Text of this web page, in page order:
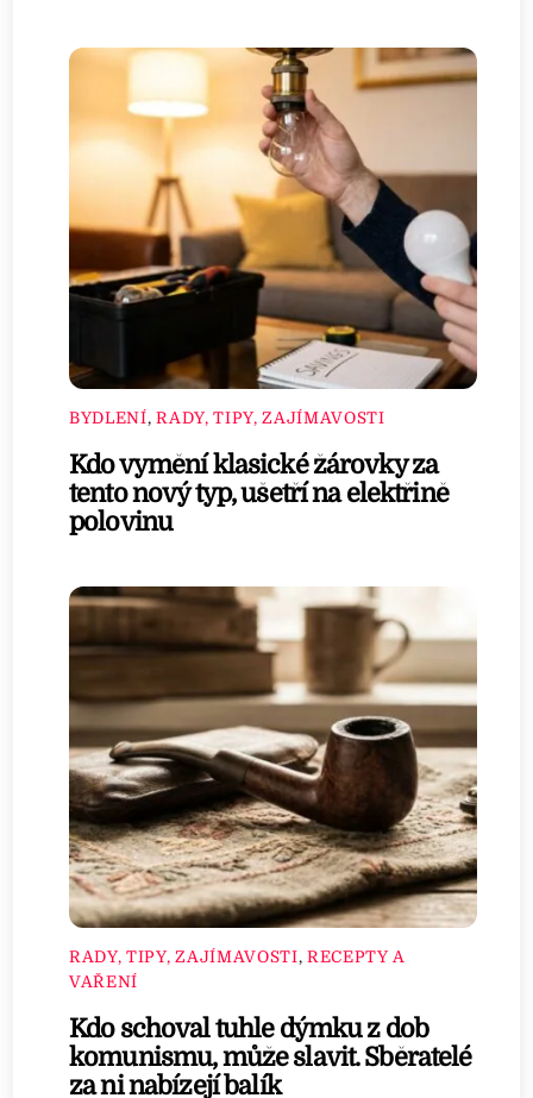
BYDLENÍ,RADY, TIPY, ZAJÍMAVOSTI
Kdo vymění klasické žárovky za
tento nový typ, ušetří na elektřině
polovinu
RADY, TIPY, ZAJÍMAVOSTI, RECEPTY A
VAŘENÍ
Kdo schoval tuhle dýmku z dob
komunismu, může slavit. Sběratelé
za ni nabízejí balík